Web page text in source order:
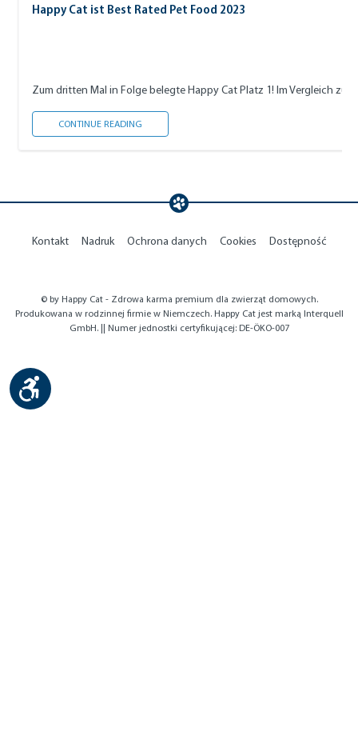
Happy Cat ist Best Rated Pet Food 2023
Zum dritten Mal in Folge belegte Happy Cat Platz 1! Im Vergleich zu
CONTINUE READING
Kontakt Nadruk Ochrona danych Cookies Dostępność
© by Happy Cat - Zdrowa karma premium dla zwierząt domowych.
Produkowana w rodzinnej firmie w Niemczech. Happy Cat jest marką Interquell
GmbH. || Numer jednostki certyfikującej: DE-ÖKO-007
Show toolbar